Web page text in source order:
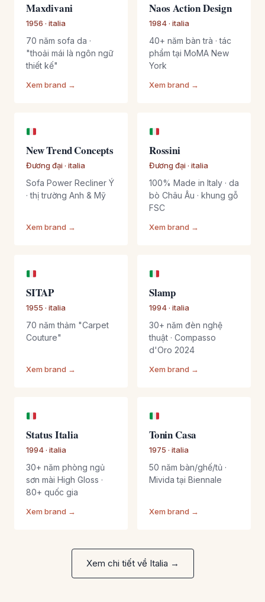
Maxdivani
1956 · italia
70 năm sofa da ·
"thoải mái là ngôn ngữ
thiết kế"
Xem brand →
Naos Action Design
1984 · italia
40+ năm bàn trà · tác
phẩm tại MoMA New
York
Xem brand →
New Trend Concepts
Đương đại · italia
Sofa Power Recliner Ý
· thị trường Anh & Mỹ
Xem brand →
Rossini
Đương đại · italia
100% Made in Italy · da
bò Châu Âu · khung gỗ
FSC
Xem brand →
SITAP
1955 · italia
70 năm thảm "Carpet
Couture"
Xem brand →
Slamp
1994 · italia
30+ năm đèn nghệ
thuật · Compasso
d'Oro 2024
Xem brand →
Status Italia
1994 · italia
30+ năm phòng ngủ
sơn mài High Gloss ·
80+ quốc gia
Xem brand →
Tonin Casa
1975 · italia
50 năm bàn/ghế/tủ ·
Mivida tại Biennale
Xem brand →
Xem chi tiết về Italia →